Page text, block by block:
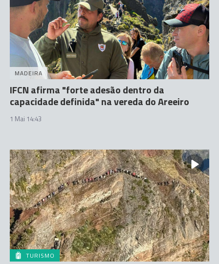
MADEIRA
IFCN afirma "forte adesão dentro da
capacidade definida" na vereda do Areeiro
1 Mai 14:43
TURISMO